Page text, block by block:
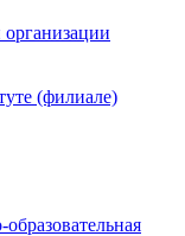
организации
(филиале)